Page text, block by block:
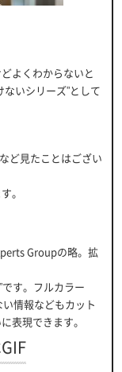
よくわからないと
いシリーズ”として
ど見たことはござい
。
Groupの略。拡
す。フルカラー
情報などもカット
表現できます。